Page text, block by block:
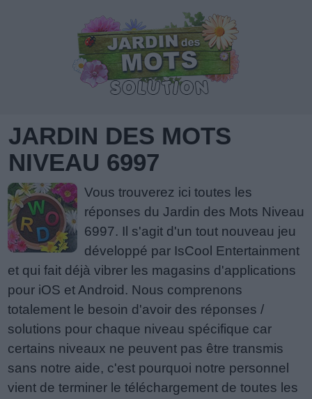
JARDIN DES MOTS
NIVEAU 6997
Vous trouverez ici toutes les
réponses du Jardin des Mots Niveau
6997. Il s'agit d'un tout nouveau jeu
développé par IsCool Entertainment
et qui fait déjà vibrer les magasins d'applications
pour iOS et Android. Nous comprenons
totalement le besoin d'avoir des réponses /
solutions pour chaque niveau spécifique car
certains niveaux ne peuvent pas être transmis
sans notre aide, c'est pourquoi notre personnel
vient de terminer le téléchargement de toutes les